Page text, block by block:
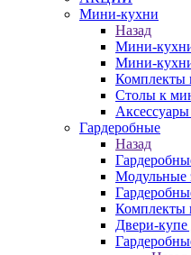
Мини-кухни
Назад
Мини-
Мини-
Комплекты
Столы к
Гардеробные
Назад
Модульные
Комплекты
Двери-купе